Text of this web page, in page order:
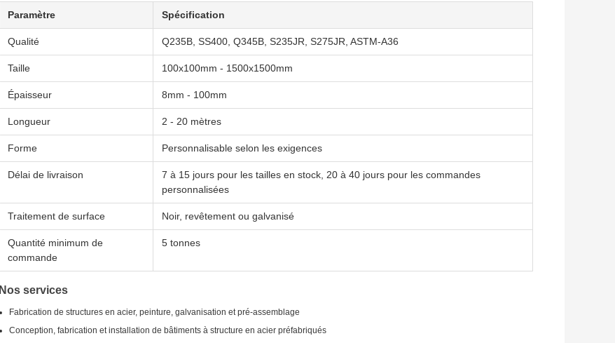
Paramètre Spécification
Qualité Q235B, SS400, Q345B, S235JR, S275JR, ASTM-A36
Taille 100x100mm - 1500x1500mm
Épaisseur 8mm - 100mm
Longueur 2 - 20 mètres
Forme Personnalisable selon les exigences
Délai de livraison
7 à 15 jours pour les tailles en stock, 20 à 40 jours pour les commandes
personnalisées
Traitement de surface Noir, revêtement ou galvanisé
Quantité minimum de
commande
5 tonnes
Nos services
Fabrication de structures en acier, peinture, galvanisation et pré-assemblage
Conception, fabrication et installation de bâtiments à structure en acier préfabriqués